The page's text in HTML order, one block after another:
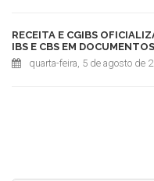
RECEITA E CGIBS
IBS E CBS EM
quarta-feira, 5 de agosto de